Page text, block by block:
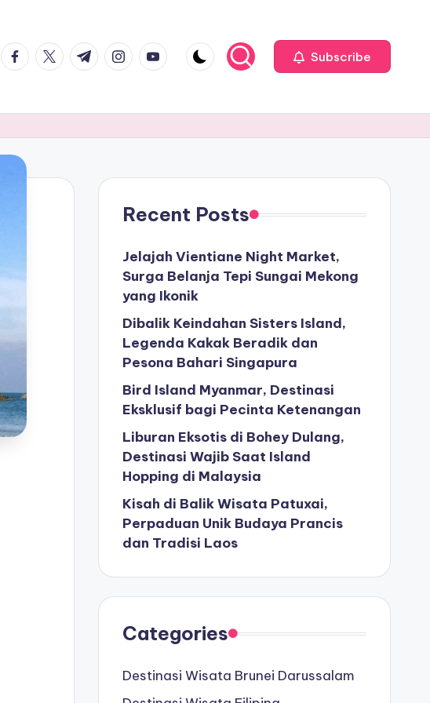
facebook.com
twitter.com
t.me instagram.com
youtube.com Subscribe
Recent Posts
Jelajah Vientiane Night Market,
Surga Belanja Tepi Sungai Mekong
yang Ikonik
Dibalik Keindahan Sisters Island,
Legenda Kakak Beradik dan
Pesona Bahari Singapura
Bird Island Myanmar, Destinasi
Eksklusif bagi Pecinta Ketenangan
Liburan Eksotis di Bohey Dulang,
Destinasi Wajib Saat Island
Hopping di Malaysia
Kisah di Balik Wisata Patuxai,
Perpaduan Unik Budaya Prancis
dan Tradisi Laos
Categories
Destinasi Wisata Brunei Darussalam